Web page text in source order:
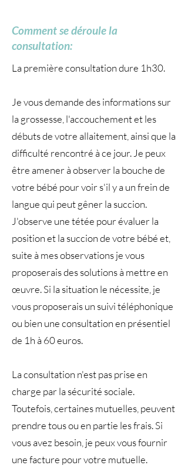
Comment se déroule la
consultation:
La première consultation dure 1h30.
Je vous demande des informations sur
la grossesse, l'accouchement et les
débuts de votre allaitement, ainsi que la
difficulté rencontré à ce jour. Je peux
être amener à observer la bouche de
votre bébé pour voir s'il y a un frein de
langue qui peut gêner la succion.
J'observe une tétée pour évaluer la
position et la succion de votre bébé et,
suite à mes observations je vous
proposerais des solutions à mettre en
œuvre. Si la situation le nécessite, je
vous proposerais un suivi téléphonique
ou bien une consultation en présentiel
de 1h à 60 euros.
La consultation n'est pas prise en
charge par la sécurité sociale.
Toutefois, certaines mutuelles, peuvent
prendre tous ou en partie les frais. Si
vous avez besoin, je peux vous fournir
une facture pour votre mutuelle.